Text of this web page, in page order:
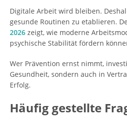
Digitale Arbeit wird bleiben.
gesunde Routinen zu etablieren.
2026 zeigt, wie moderne
psychische Stabilität fördern
Wer Prävention ernst nimmt,
Gesundheit, sondern auch in
Erfolg.
Häufig gestellte